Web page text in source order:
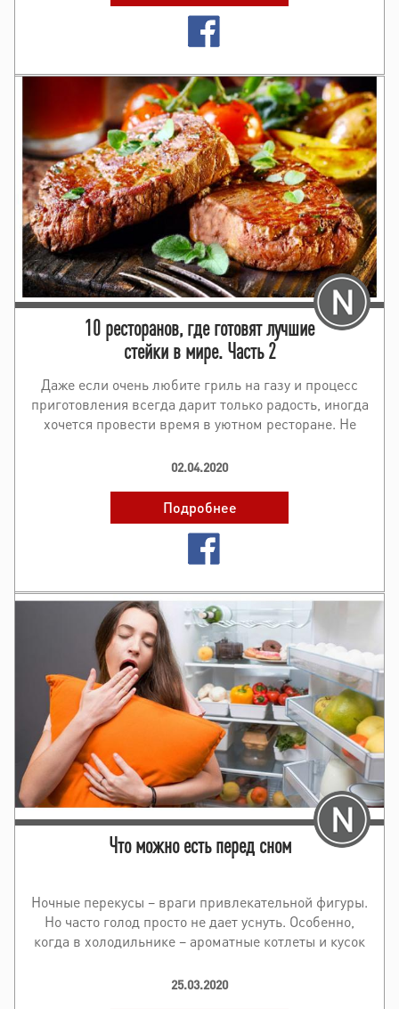
10 ресторанов, где готовят лучшие
стейки в мире. Часть 2
Даже если очень любите гриль на газу и процесс
приготовления всегда дарит только радость, иногда
хочется провести время в уютном ресторане. Не
проверять готовн..
02.04.2020
Подробнее
Что можно есть перед сном
Ночные перекусы – враги привлекательной фигуры.
Но часто голод просто не дает уснуть. Особенно,
когда в холодильнике – ароматные котлеты и кусок
бе..
25.03.2020